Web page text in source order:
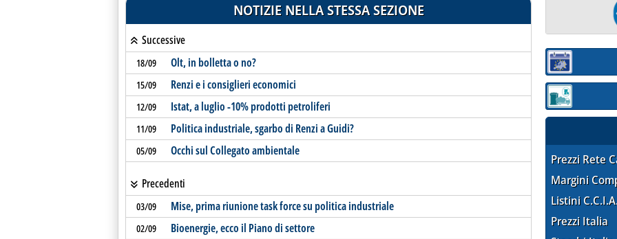
NOTIZIE NELLA STESSA SEZIONE
Successive
18/09 Olt, in bolletta o no?
15/09 Renzi e i consiglieri economici
12/09 Istat, a luglio -10% prodotti petroliferi
11/09 Politica industriale, sgarbo di Renzi a Guidi?
05/09 Occhi sul Collegato ambientale
Precedenti
03/09 Mise, prima riunione task force su politica industriale
02/09 Bioenergie, ecco il Piano di settore
Sezione:
Sezione:
Prezzi Rete
Margini
Listini
Prezzi Italia